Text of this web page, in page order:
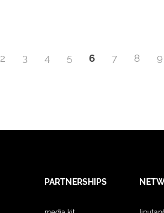
2 3 4 5 6 7 8 9
PARTNERSHIPS